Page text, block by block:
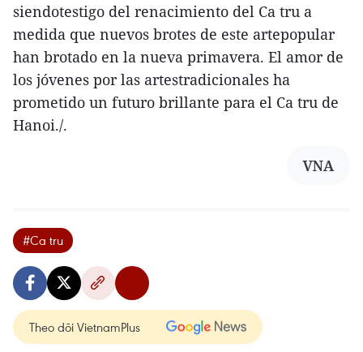
siendotestigo del renacimiento del Ca tru a
medida que nuevos brotes de este artepopular
han brotado en la nueva primavera. El amor de
los jóvenes por las artestradicionales ha
prometido un futuro brillante para el Ca tru de
Hanoi./.
VNA
#Ca tru
Theo dõi VietnamPlus